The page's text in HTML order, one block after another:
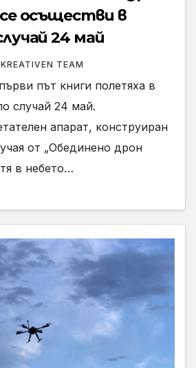
осъществи в
24 май
KREATIVEN TEAM
път книги полетяха в
случай 24 май.
апарат, конструиран
от „Обединено дрон
в небето…